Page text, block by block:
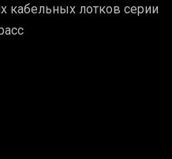
кабельных лотков серии